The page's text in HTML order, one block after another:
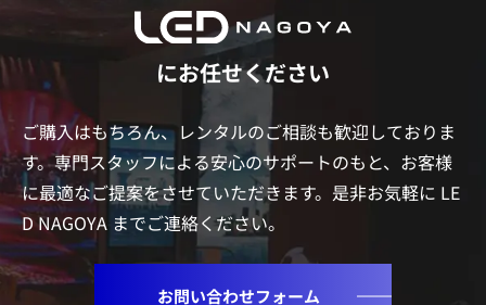
にお任せください
ご購入はもちろん、レンタルのご相談も歓迎しておりま
す。専門スタッフによる安心のサポートのもと、 お客様
に最適なご提案をさせていただきます。是非お気軽に LE
D NAGOYA までご連絡ください。
お問い合わせフォーム